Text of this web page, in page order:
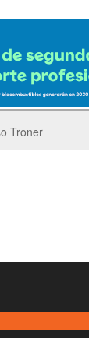
GP de China de